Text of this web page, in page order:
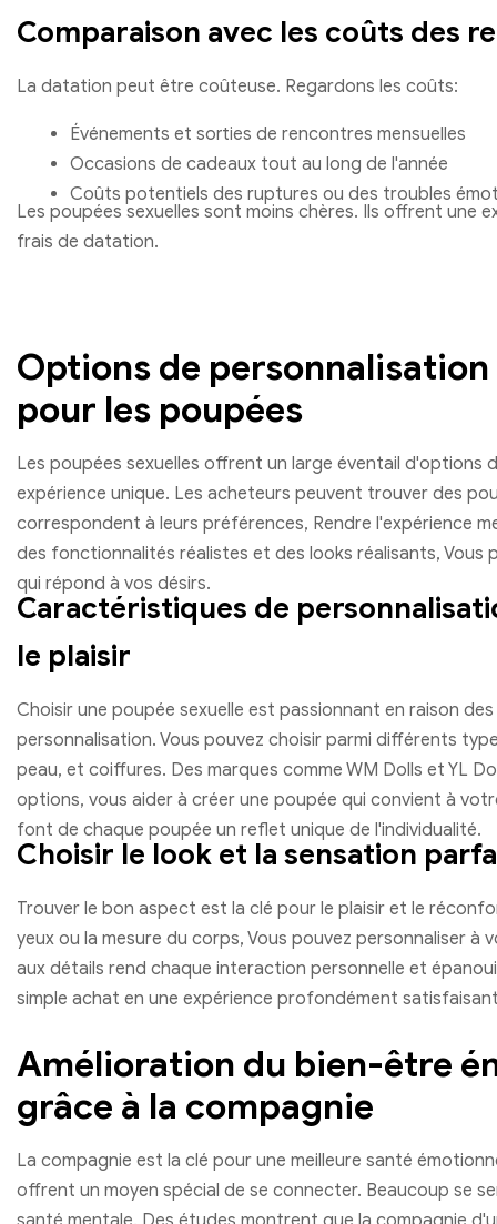
Comparaison avec les coûts des
La datation peut être coûteuse. Regardons les coûts:
Événements et sorties de rencontres mensuelles
Occasions de cadeaux tout au long de l'année
Coûts potentiels des ruptures ou des troubles
Les poupées sexuelles sont moins chères. Ils offrent une
frais de datation.
Options de
pour les poupées
Les poupées sexuelles offrent un large éventail d'options
expérience unique. Les acheteurs peuvent trouver des
correspondent à leurs préférences, Rendre l'expérience
des fonctionnalités réalistes et des looks réalisants, Vous
qui répond à vos désirs.
Caractéristiques de
le plaisir
Choisir une poupée sexuelle est passionnant en raison
personnalisation. Vous pouvez choisir parmi différents
peau, et coiffures. Des marques comme WM Dolls et YL
options, vous aider à créer une poupée qui convient à
font de chaque poupée un reflet unique de l'individualité.
Choisir le look et la sensation
Trouver le bon aspect est la clé pour le plaisir et le
yeux ou la mesure du corps, Vous pouvez personnaliser
aux détails rend chaque interaction personnelle et
simple achat en une expérience profondément
Amélioration du bien-être
grâce à la compagnie
La compagnie est la clé pour une meilleure santé
offrent un moyen spécial de se connecter. Beaucoup se